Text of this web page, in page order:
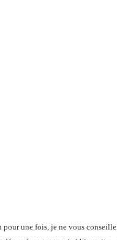
pour une fois, je ne vous